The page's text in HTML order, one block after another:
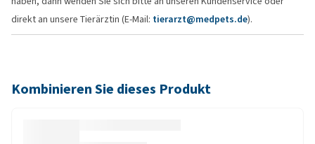
direkt an unsere Tierärztin (E-Mail: tierarzt@medpets.de).
Kombinieren Sie dieses Produkt